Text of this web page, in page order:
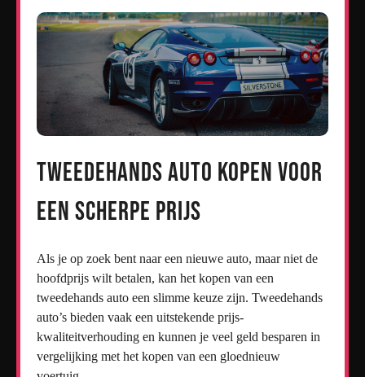
Tweedehands auto kopen voor
een scherpe prijs
Als je op zoek bent naar een nieuwe auto, maar niet de
hoofdprijs wilt betalen, kan het kopen van een
tweedehands auto een slimme keuze zijn. Tweedehands
auto’s bieden vaak een uitstekende prijs-
kwaliteitverhouding en kunnen je veel geld besparen in
vergelijking met het kopen van een gloednieuw